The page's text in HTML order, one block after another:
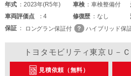
年式 2023年(R5年) 車検 車検整備付
車両評価点 4 修復歴 なし
保証
ロングラン保証付 ハイブリッド保
トヨタモビリティ東京Ｕ－
見積依頼（無料）